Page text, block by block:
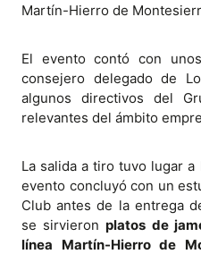
Martín-Hierro de
El evento contó con
consejero delegado de
algunos directivos del
relevantes del ámbito
La salida a tiro tuvo lugar
evento concluyó con un
Club antes de la entrega
se sirvieronplatos de
línea Martín-Hierro de